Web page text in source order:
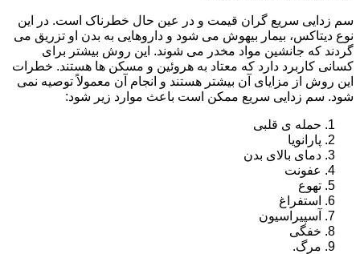
سم زدایی سریع گران قیمت و در عین حال خطرناک است. در این
نوع دیتاکس، بیمار بیهوش می شود و داروهایی به بدن او تزریق می
گردند که جانشین مواد مخدر می شوند. این روش بیشتر برای
کسانی کاربرد دارد که معتاد به هروئین و مسکن ها هستند. خطرات
این روش از مزایای آن بیشتر هستند و انجام آن معمولاً توصیه نمی
شود. سم زدایی سریع ممکن است باعث موارد زیر شود:
حمله ی قلبی
پارانویا
دمای بالای بدن
عفونت
تهوع
استفراغ
آسپیراسیون
خفگی
مرگ.